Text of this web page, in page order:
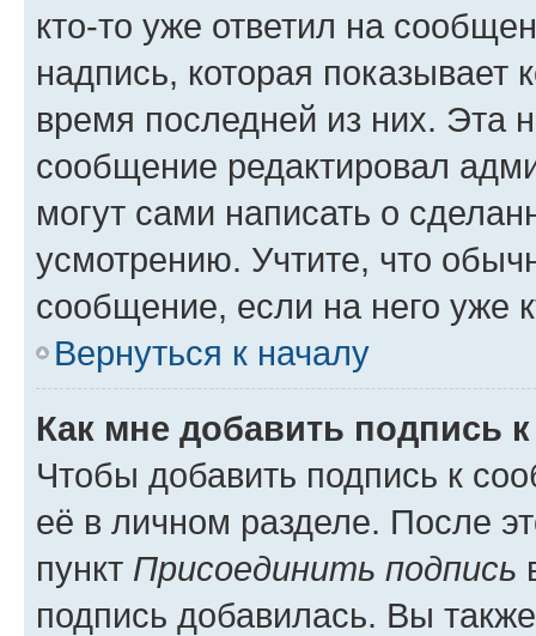
кто-то уже ответил на
надпись, которая показывает
время последней из них. Эта
сообщение редактировал
могут сами написать о
усмотрению. Учтите, что
сообщение, если на него уже
Вернуться к началу
Как мне добавить подпись
Чтобы добавить подпись к
её в личном разделе. После
пункт Присоединить подпись
подпись добавилась. Вы